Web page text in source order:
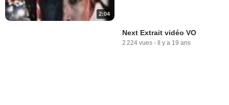
2:04
Next Extrait vidéo VO
2 224 vues - Il y a 19 ans